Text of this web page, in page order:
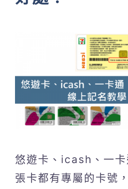
悠遊卡、icash、一卡
張卡都有專屬的卡號